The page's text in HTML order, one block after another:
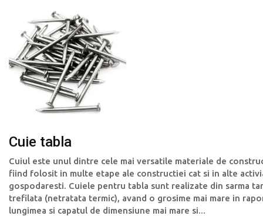
Cuie tabla
Cuiul este unul dintre cele mai versatile materiale de
fiind folosit in multe etape ale constructiei cat si in alte
gospodaresti. Cuiele pentru tabla sunt realizate din sarma
trefilata (netratata termic), avand o grosime mai mare in
lungimea si capatul de dimensiune mai mare si...